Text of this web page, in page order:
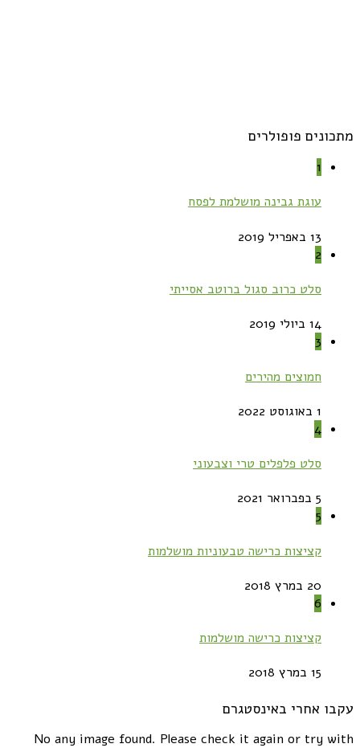
מתכונים פופולרים
1
עוגת גבינה מושלמת לפסח
13 באפריל 2019
2
סלט כרוב סגול ברוטב אסייתי
14 ביולי 2019
3
חמוצים מהירים
1 באוגוסט 2022
4
סלט פלפלים טרי וצבעוני
5 בפברואר 2021
5
קציצות כרישה טבעוניות מושלמות
20 במרץ 2018
6
קציצות כרישה מושלמות
15 במרץ 2018
עקבו אחרי באינסטגרם
No any image found. Please check it again or try with